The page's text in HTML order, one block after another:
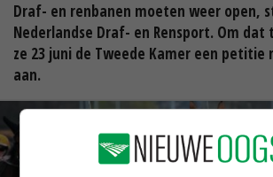
Draf- en renbanen moeten weer open,
Nederlandse Draf- en Rensport. Om
ze 23 juni de Tweede Kamer een
aan.